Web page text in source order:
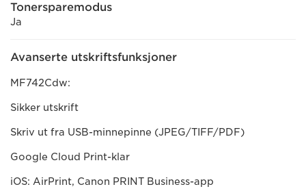
Tonersparemodus
Ja
Avanserte utskriftsfunksjoner
MF742Cdw:
Sikker utskrift
Skriv ut fra USB-minnepinne (JPEG/TIFF/PDF)
Google Cloud Print-klar
iOS: AirPrint, Canon PRINT Business-app